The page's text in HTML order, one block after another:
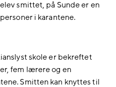
smittet, på Sunde er en
i karantene.
skole er bekreftet
fem lærere og en
Smitten kan knyttes til